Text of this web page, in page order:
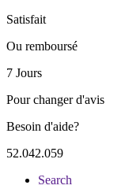
Satisfait
Ou remboursé
7 Jours
Pour changer d'avis
Besoin d'aide?
52.042.059
Search